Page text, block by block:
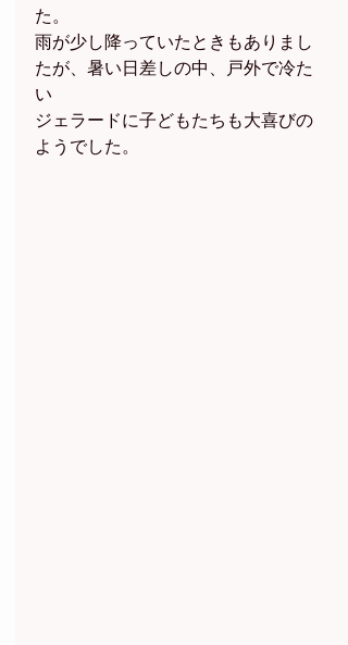
た。
雨が少し降っていたときもありまし
たが、暑い日差しの中、戸外で冷た
い
ジェラードに子どもたちも大喜びの
ようでした。